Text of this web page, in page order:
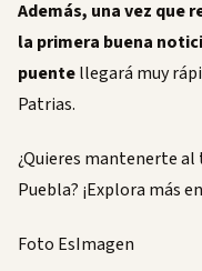
Además, una vez que
la primera buena
puentellegará muy
Patrias.
¿Quieres mantenerte
Puebla? ¡Explora más en
Foto EsImagen